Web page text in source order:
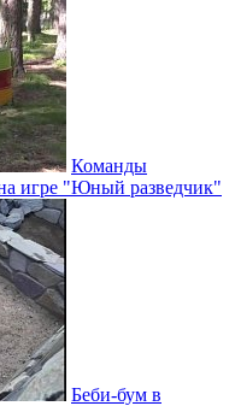
Команды
игре "Юный разведчик"
Беби-бум в